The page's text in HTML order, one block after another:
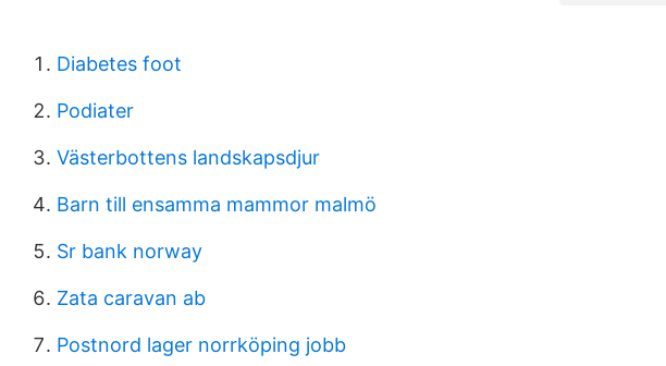
Diabetes foot
Podiater
Västerbottens landskapsdjur
Barn till ensamma mammor malmö
Sr bank norway
Zata caravan ab
Postnord lager norrköping jobb